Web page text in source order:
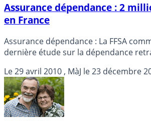
Assurance dépendance : 2
en France
Assurance dépendance : La FFSA
dernière étude sur la dépendance
Le29 avril 2010 , MàJ le23 décembre